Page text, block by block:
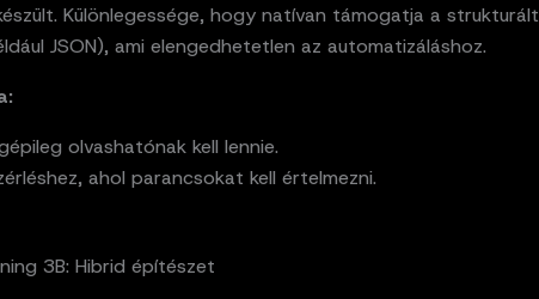
Különlegessége, hogy natívan támogatja a strukturált
JSON), ami elengedhetetlen az automatizáláshoz.
olvashatónak kell lennie.
ahol parancsokat kell értelmezni.
3B: Hibrid építészet